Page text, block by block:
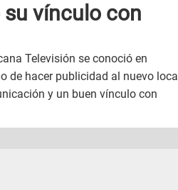
su vínculo con
Televisión se conoció en
de hacer publicidad al nuevo local
y un buen vínculo con